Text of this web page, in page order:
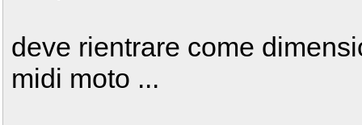
deve rientrare come
midi moto ...